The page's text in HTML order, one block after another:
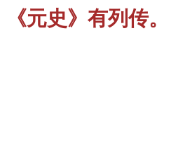
《元史》有列传。